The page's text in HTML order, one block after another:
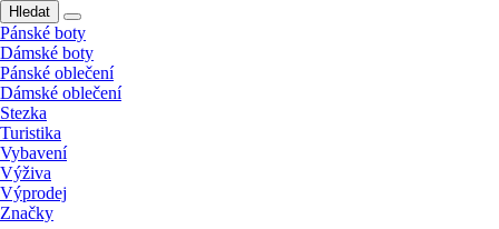
Hledat
Pánské boty
Dámské boty
Pánské oblečení
Dámské oblečení
Stezka
Turistika
Vybavení
Výživa
Výprodej
Značky